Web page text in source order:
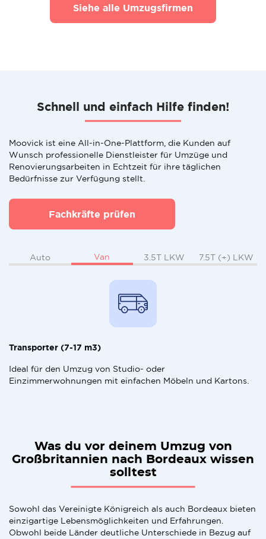
Siehe alle Umzugsfirmen
Schnell und einfach Hilfe finden!
Moovick ist eine All-in-One-Plattform, die Kunden auf
Wunsch professionelle Dienstleister für Umzüge und
Renovierungsarbeiten in Echtzeit für ihre täglichen
Bedürfnisse zur Verfügung stellt.
Fachkräfte prüfen
Auto Van 3.5T LKW 7.5T (+) LKW
Transporter (7-17 m3)
Ideal für den Umzug von Studio- oder
Einzimmerwohnungen mit einfachen Möbeln und Kartons.
Was du vor deinem Umzug von
Großbritannien nach Bordeaux wissen
solltest
Sowohl das Vereinigte Königreich als auch Bordeaux bieten
einzigartige Lebensmöglichkeiten und Erfahrungen.
Obwohl beide Länder deutliche Unterschiede in Bezug auf